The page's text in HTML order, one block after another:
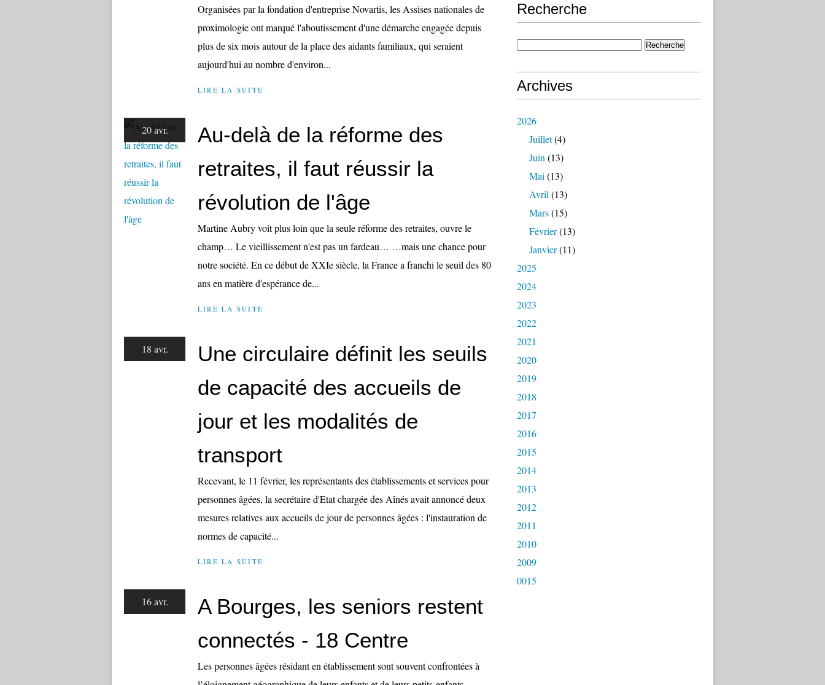
Organisées par la fondation d'entreprise Novartis, les Assises nationales de
proximologie ont marqué l'aboutissement d'une démarche engagée depuis
plus de six mois autour de la place des aidants familiaux, qui seraient
aujourd'hui au nombre d'environ...
LIRE LA SUITE
20 avr.
Au-delà de la réforme des
retraites, il faut réussir la
révolution de l'âge
Martine Aubry voit plus loin que la seule réforme des retraites, ouvre le
champ… Le vieillissement n'est pas un fardeau… …mais une chance pour
notre société. En ce début de XXIe siècle, la France a franchi le seuil des 80
ans en matière d'espérance de...
LIRE LA SUITE
18 avr.
Une circulaire définit les seuils
de capacité des accueils de
jour et les modalités de
transport
Recevant, le 11 février, les représentants des établissements et services pour
personnes âgées, la secrétaire d'Etat chargée des Aînés avait annoncé deux
mesures relatives aux accueils de jour de personnes âgées : l'instauration de
normes de capacité...
LIRE LA SUITE
16 avr.
A Bourges, les seniors restent
connectés - 18 Centre
Les personnes âgées résidant en établissement sont souvent confrontées à
Recherche
Archives
2026
Juillet(4)
Juin (13)
Mai (13)
Avril (13)
Mars(15)
Février(13)
Janvier(11)
2025
2024
2023
2022
2021
2020
2019
2018
2017
2016
2015
2014
2013
2012
2011
2010
2009
0015